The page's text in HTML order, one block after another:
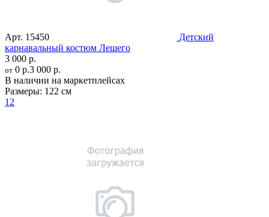
Арт. 15450
Детский
карнавальный костюм Лешего
3 000 р.
от 0 р.3 000 р.
В наличии на маркетплейсах
Размеры: 122 см
12